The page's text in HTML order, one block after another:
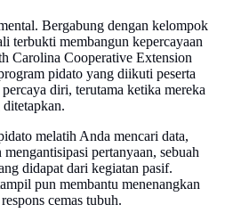
Bergabung dengan kelompok
terbukti membangun kepercayaan
Carolina Cooperative Extension
pidato yang diikuti peserta
diri, terutama ketika mereka
melatih Anda mencari data,
pertanyaan, sebuah
didapat dari kegiatan pasif.
pun membantu menenangkan
cemas tubuh.